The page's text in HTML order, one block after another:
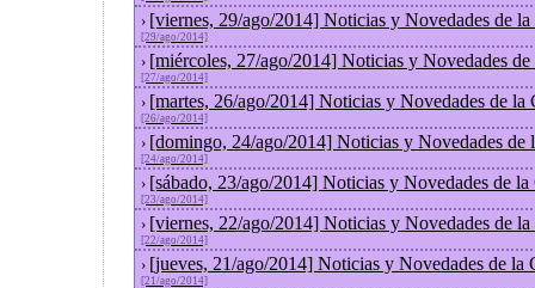
› [viernes, 29/ago/2014] Noticias y Novedades de
[29/ago/2014]
› [miércoles, 27/ago/2014] Noticias y Novedades
[27/ago/2014]
› [martes, 26/ago/2014] Noticias y Novedades de la
[26/ago/2014]
› [domingo, 24/ago/2014] Noticias y Novedades de
[24/ago/2014]
› [sábado, 23/ago/2014] Noticias y Novedades de
[23/ago/2014]
› [viernes, 22/ago/2014] Noticias y Novedades de
[22/ago/2014]
› [jueves, 21/ago/2014] Noticias y Novedades de la
[21/ago/2014]